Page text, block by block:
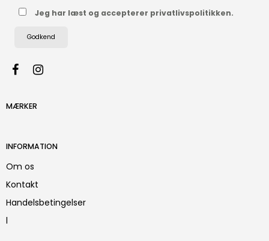
Jeg har læst og accepterer privatlivspolitikken.
Godkend
MÆRKER
INFORMATION
Om os
Kontakt
Handelsbetingelser
l